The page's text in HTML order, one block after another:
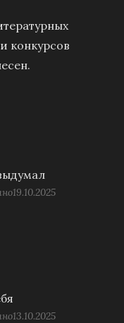
конкурсов
19.10.2025
13.10.2025